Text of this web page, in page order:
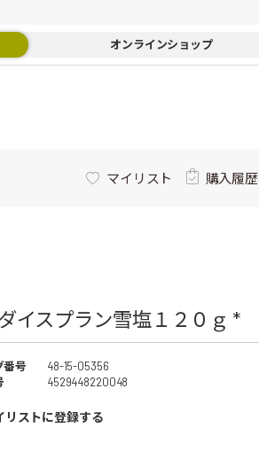
オンラインショップ
マイリスト 購入履歴
イスプラン雪塩１２０ｇ *
番号
48-15-05356
4529448220048
リストに登録する